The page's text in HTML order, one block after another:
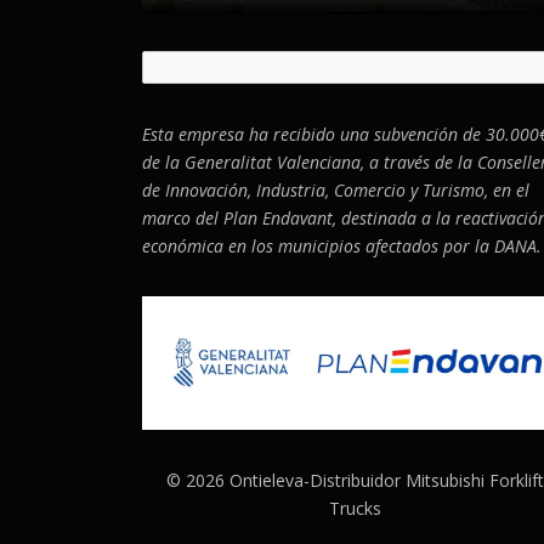
e
n
t
r
a
Esta empresa ha recibido una subvención de
de la Generalitat Valenciana, a través de la
de Innovación, Industria, Comercio y Turismo, en el
marco del Plan Endavant, destinada a la
económica en los municipios afectados por la DANA.
© 2026 Ontieleva-Distribuidor Mitsubishi Forklift
Trucks